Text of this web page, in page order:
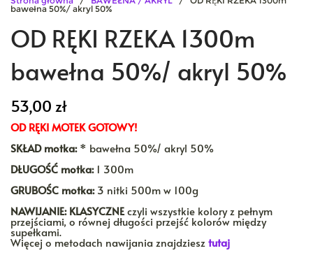
bawełna 50%/ akryl 50%
OD RĘKI RZEKA 1300m
bawełna 50%/ akryl 50%
53,00 zł
OD RĘKI MOTEK GOTOWY!
SKŁAD motka:* bawełna 50%/ akryl 50%
DŁUGOŚĆ motka: 1 300m
GRUBOŚC motka:3 nitki 500m w 100g
NAWIJANIE: KLASYCZNEczyli wszystkie kolory z pełnym
przejściami, o równej długości przejść kolorów między
supełkami.
Więcej o metodach nawijania znajdziesz tutaj